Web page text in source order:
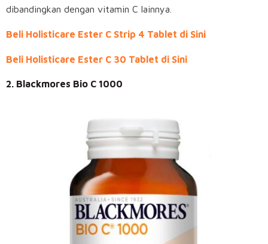
dibandingkan dengan vitamin C lainnya.
Beli Holisticare Ester C Strip 4 Tablet di Sini
Beli Holisticare Ester C 30 Tablet di Sini
2. Blackmores Bio C 1000